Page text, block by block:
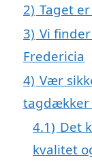
2) Taget
3) Vi
Fredericia
4) Vær
tagdækker
4.1) Det
kvalitet